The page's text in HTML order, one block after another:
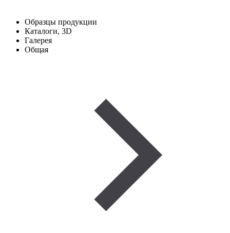
Образцы продукции
Каталоги, 3D
Галерея
Общая